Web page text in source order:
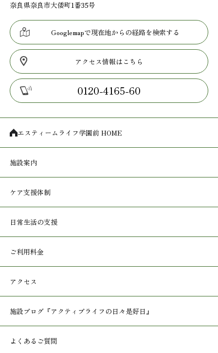
奈良県奈良市大倭町1番35号
Googlemapで現在地からの経路を検索する
アクセス情報はこちら
0120-4165-60
エスティームライフ学園前 HOME
施設案内
ケア支援体制
日常生活の支援
ご利用料金
アクセス
施設ブログ 『アクティブライフの日々是好日』
よくあるご質問